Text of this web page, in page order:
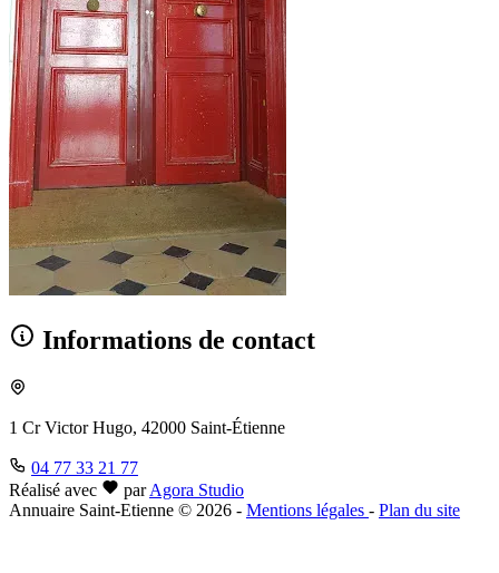
Informations de contact
1 Cr Victor Hugo, 42000 Saint-Étienne
04 77 33 21 77
Réalisé avec
par Agora Studio
Annuaire Saint-Etienne © 2026 - Mentions légales - Plan du site